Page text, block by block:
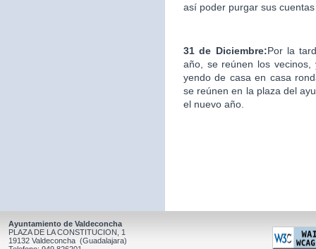
así poder purgar sus
31 de Diciembre:Por la
año, se reúnen los
yendo de casa en casa
se reúnen en la plaza del
el nuevo año.
Ayuntamiento de Valdeconcha
PLAZA DE LA CONSTITUCION, 1
19132 Valdeconcha (Guadalajara)